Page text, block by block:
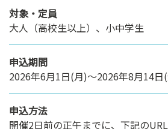
対象・定員
大人（高校生以上）、小中学生
申込期間
2026年6月1日(月)～2026年8月14日
申込方法
開催2日前の正午までに、下記の